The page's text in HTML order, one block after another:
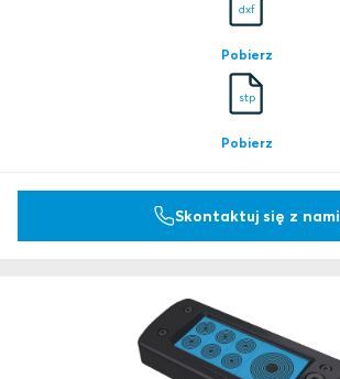
dxf
Pobierz
stp
Pobierz
Skontaktuj się z nami